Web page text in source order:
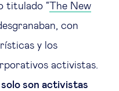
titulado “ The New
con
y los
activistas.
solo son activistas